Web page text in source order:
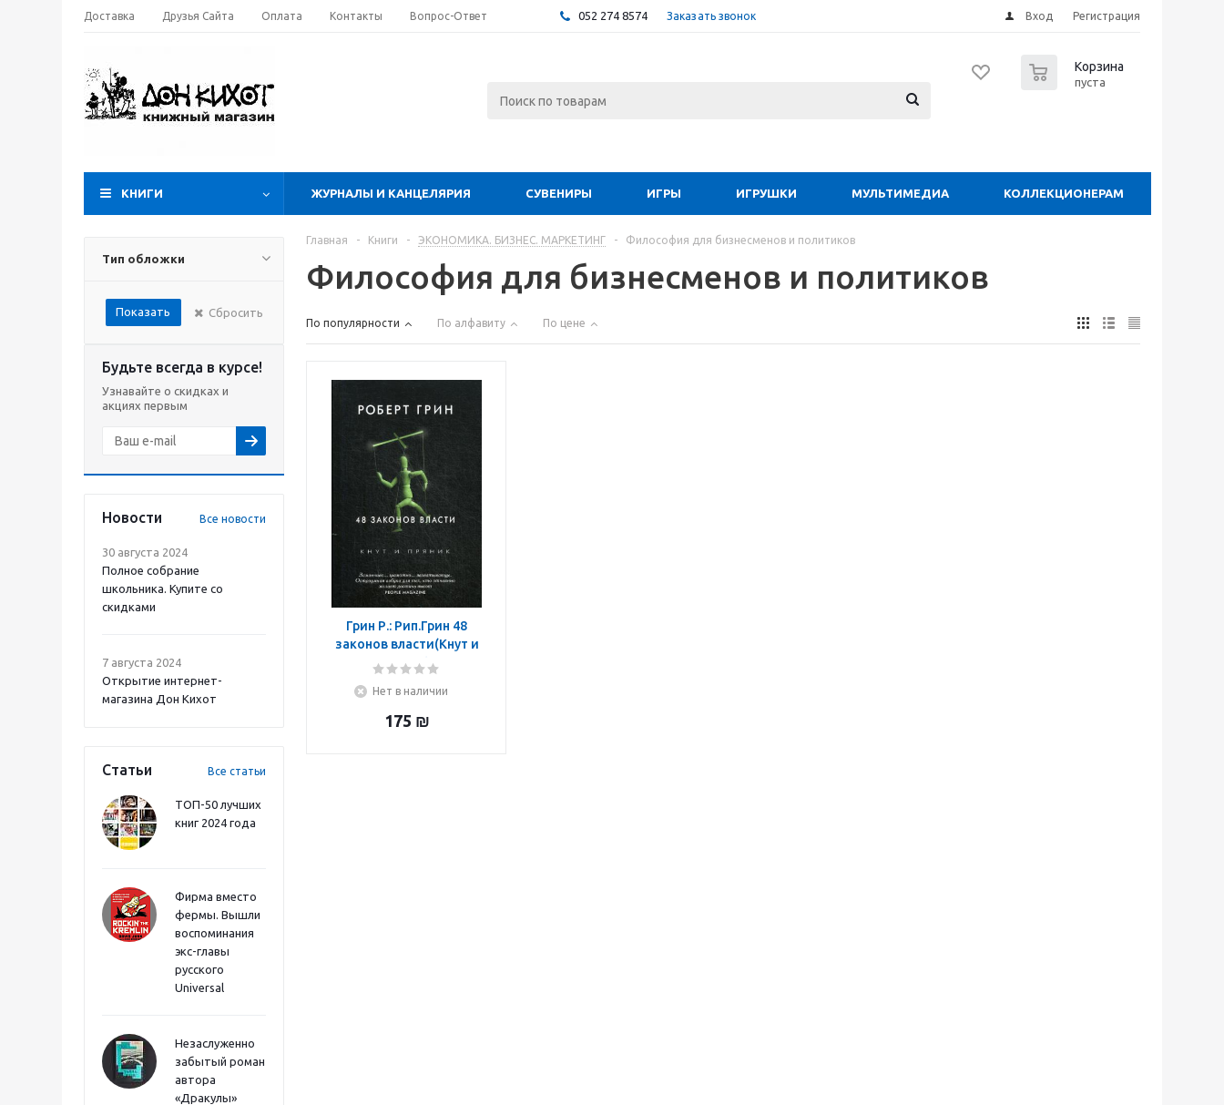
Доставка Друзья Сайта Оплата Контакты Вопрос-Ответ 052 274 8574 Заказать звонок Вход Регистрация
Корзина
пуста
КНИГИ ЖУРНАЛЫ И КАНЦЕЛЯРИЯ СУВЕНИРЫ ИГРЫ ИГРУШКИ МУЛЬТИМЕДИА КОЛЛЕКЦИОНЕРАМ
Тип обложки
Показать Сбросить
Будьте всегда в курсе!
Узнавайте о скидках и
акциях первым
Новости Все новости
30 августа 2024
Полное собрание
школьника. Купите со
скидками
7 августа 2024
Открытие интернет-
магазина Дон Кихот
Статьи Все статьи
ТОП-50 лучших
книг 2024 года
Фирма вместо
фермы. Вышли
воспоминания
экс-главы
русского
Universal
Незаслуженно
забытый роман
автора
«Дракулы»
Главная - Книги - ЭКОНОМИКА. БИЗНЕС. МАРКЕТИНГ - Философия для бизнесменов и политиков
Философия для бизнесменов и политиков
По популярности По алфавиту По цене
Грин Р.: Рип.Грин 48
законов власти(Кнут и
пряник).
Нет в наличии
175 ₪